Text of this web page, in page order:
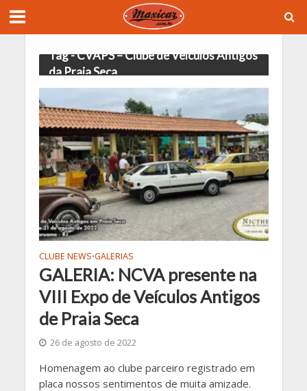
Tag - CVAPS – Clube de Veículos Antigos
da Praia Seca
CLUBE NEWS•GALERIAS
GALERIA: NCVA presente na
VIII Expo de Veículos Antigos
de Praia Seca
26 de agosto de 2022
Homenagem ao clube parceiro registrado em
placa nossos sentimentos de muita amizade.